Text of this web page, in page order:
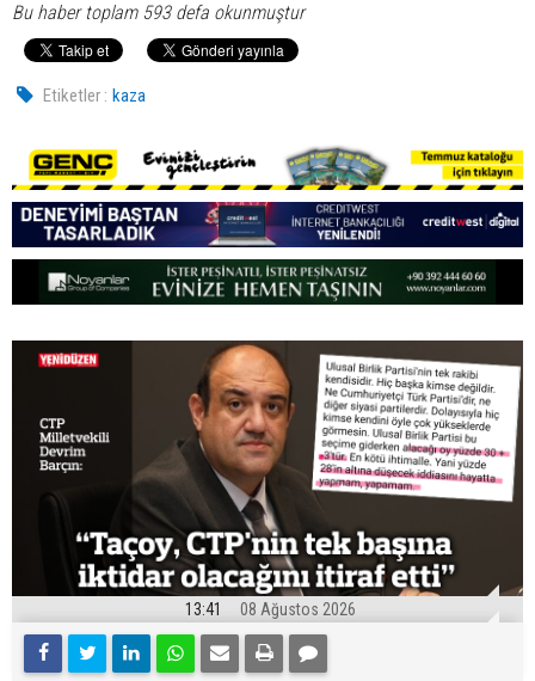
Bu haber toplam 593 defa okunmuştur
Etiketler : kaza
13:41 08 Ağustos 2026